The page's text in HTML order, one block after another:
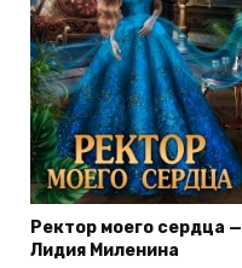
Ректор моего сердца —
Лидия Миленина